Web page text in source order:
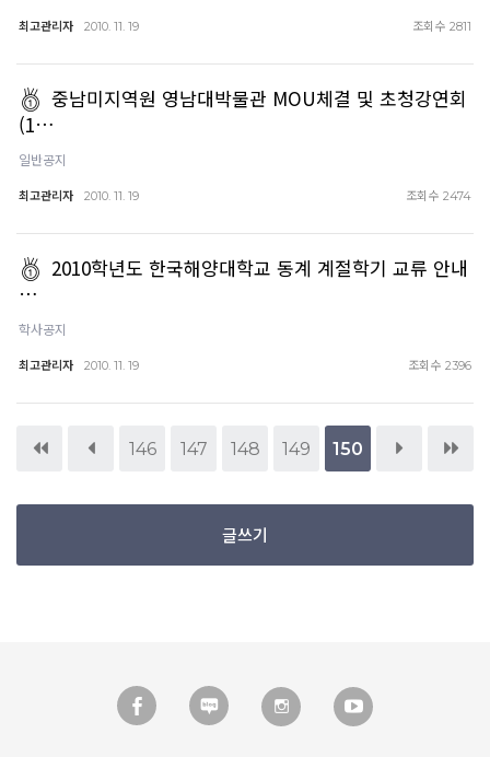
최고관리자 2010. 11. 19 조회수 2811
중남미지역원 영남대박물관 MOU체결 및 초청강연회
(1…
일반공지
최고관리자 2010. 11. 19 조회수 2474
2010학년도 한국해양대학교 동계 계절학기 교류 안내
…
학사공지
최고관리자 2010. 11. 19 조회수 2396
146 147 148 149 150
글쓰기